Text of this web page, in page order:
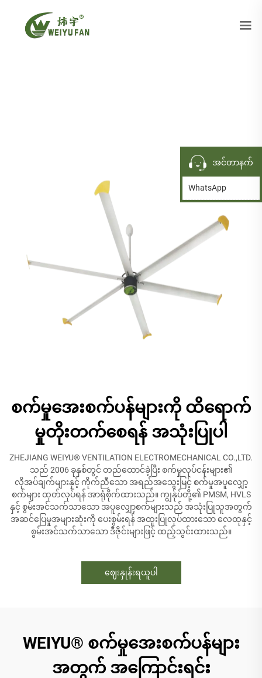
စက်မှုအေးစက်ပန်များကို ထိရောက်
မှုတိုးတက်စေရန် အသုံးပြုပါ
ZHEJIANG WEIYU® VENTILATION ELECTROMECHANICAL CO.,LTD.
သည် 2006 ခုနှစ်တွင် တည်ထောင်ခဲ့ပြီး စက်မှုလုပ်ငန်းများ၏
လိုအပ်ချက်များနှင့် ကိုက်ညီသော အရည်အသွေးမြင့် စက်မှုအပူလျှော့
စက်များ ထုတ်လုပ်ရန် အာရုံစိုက်ထားသည်။ ကျွန်ုပ်တို့၏ PMSM, HVLS
နှင့် စွမ်းအင်သက်သာသော အပူလျှော့စက်များသည် အသုံးပြုသူအတွက်
အဆင်ပြေမှုအများဆုံးကို ပေးစွမ်းရန် အထူးပြုလုပ်ထားသော လေထုနှင့်
စွမ်းအင်သက်သာသော ဒီဇိုင်းများဖြင့် ထည့်သွင်းထားသည်။
ဈေးနှုန်းရယူပါ
WEIYU® စက်မှုအေးစက်ပန်များ
အတွက် အကြောင်းရင်း
အင်တာနက်
WhatsApp